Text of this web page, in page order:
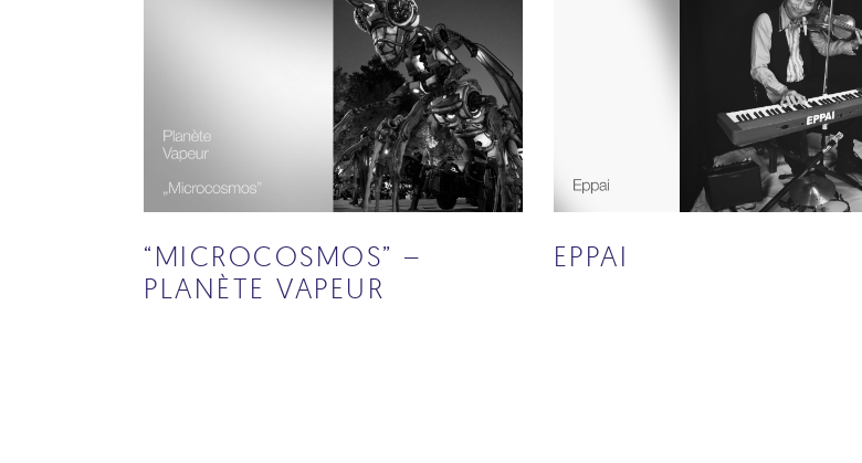
“MICROCOSMOS” –
PLANÈTE VAPEUR
EPPAI